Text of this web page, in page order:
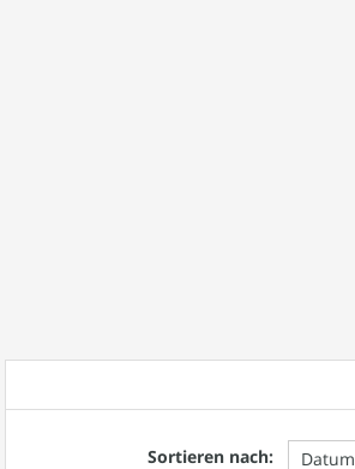
Sortieren nach: